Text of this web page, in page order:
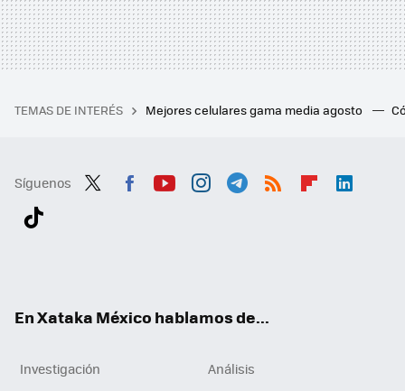
TEMAS DE INTERÉS Mejores celulares gama media agosto
Síguenos
En Xataka México hablamos de...
Investigación
Análisis